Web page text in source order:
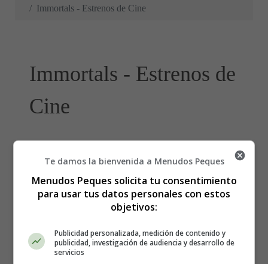
Immortals - Estrenos de Cine
Immortals - Estrenos de
Cine
"Inmortals"
Tarsem Singh
Evans, John Hurt, Freida Pinto, Stephen Dorff
País: USA
Te damos la bienvenida a Menudos Peques
Menudos Peques solicita tu consentimiento
para usar tus datos personales con estos
objetivos:
Publicidad personalizada, medición de contenido y
publicidad, investigación de audiencia y desarrollo de
servicios